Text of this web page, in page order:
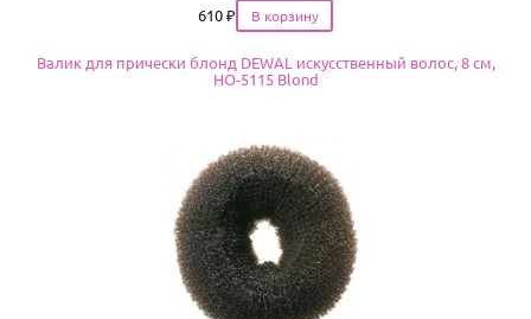
Цена
610 ₽
Валик для прически блонд DEWAL искусственный волос, 8 см,
HO-5115 Blond